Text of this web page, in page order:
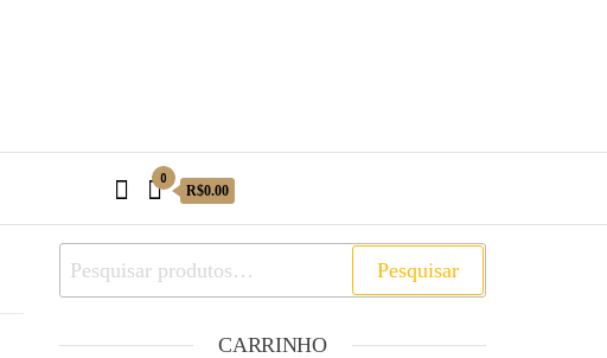
0
R$0.00
Pesquisar
CARRINHO